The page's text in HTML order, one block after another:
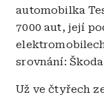
automobilka
7000 aut, její
srovnání:
Už ve čtyřech